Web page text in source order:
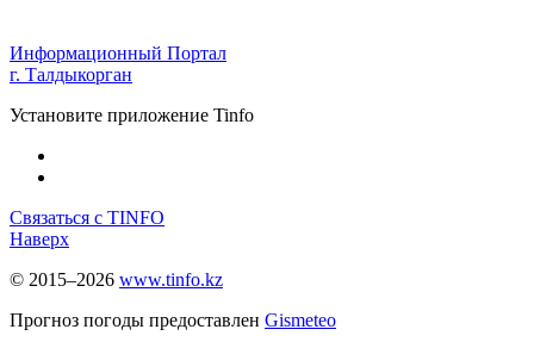
Информационный Портал
г. Талдыкорган
Установите приложение Tinfo
Связаться с TINFO
Наверх
© 2015–2026 www.tinfo.kz
Прогноз погоды предоставлен Gismeteo